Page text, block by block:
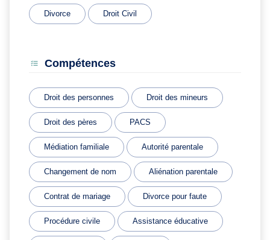
Divorce Droit Civil
Compétences
Droit des personnes Droit des mineurs
Droit des pères PACS
Médiation familiale Autorité parentale
Changement de nom Aliénation parentale
Contrat de mariage Divorce pour faute
Procédure civile Assistance éducative